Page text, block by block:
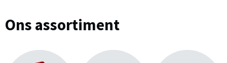
Ons assortiment